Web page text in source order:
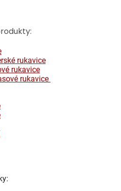
rukavice
rukavice
rukavice